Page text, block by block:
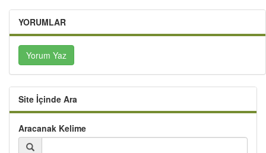
YORUMLAR
Yorum Yaz
Site İçinde Ara
Aracanak Kelime